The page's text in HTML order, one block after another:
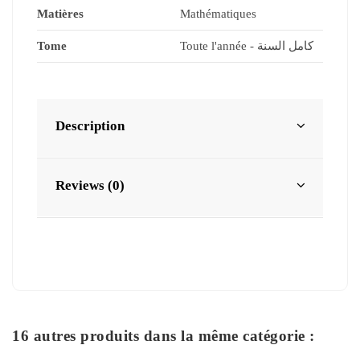
Matières Mathématiques
Tome Toute l'année - كامل السنة
Description
Reviews (0)
16 autres produits dans la même catégorie :